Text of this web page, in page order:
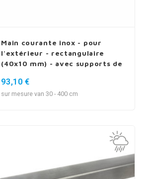
Main courante inox - pour
l'extérieur - rectangulaire
(40x10 mm) - avec supports de
93,10 €
sur mesure van 30 - 400 cm